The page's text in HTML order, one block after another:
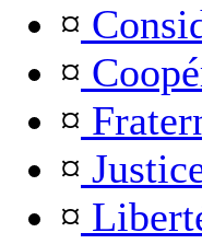
¤
¤
¤
¤
¤